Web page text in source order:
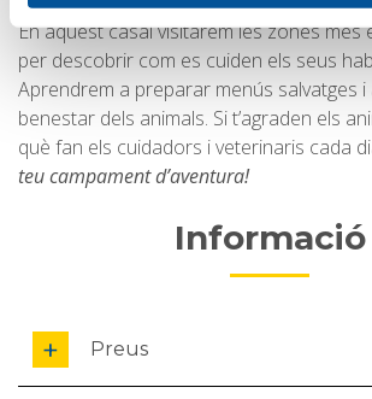
En aquest casal visitarem les zones més
per descobrir com es cuiden els seus
Aprendrem a preparar menús salvatges i
benestar dels animals. Si t’agraden els
què fan els cuidadors i veterinaris cada
teucampament d’aventura!
Informació
Preus